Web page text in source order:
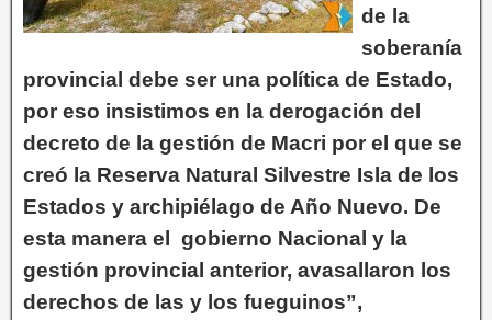
de la
soberanía
provincial debe ser una política de Estado,
por eso insistimos en la derogación del
decreto de la gestión de Macri por el que se
creó la Reserva Natural Silvestre Isla de los
Estados y archipiélago de Año Nuevo. De
esta manera el gobierno Nacional y la
gestión provincial anterior, avasallaron los
derechos de las y los fueguinos”,